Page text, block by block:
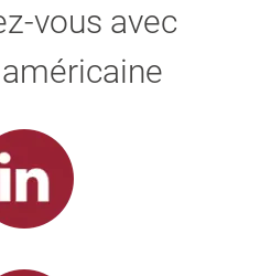
vous avec
américaine